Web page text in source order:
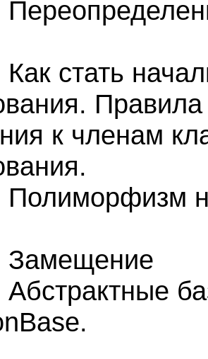
Как стать
к членам
Полиморфизм
Замещение
Абстрактные